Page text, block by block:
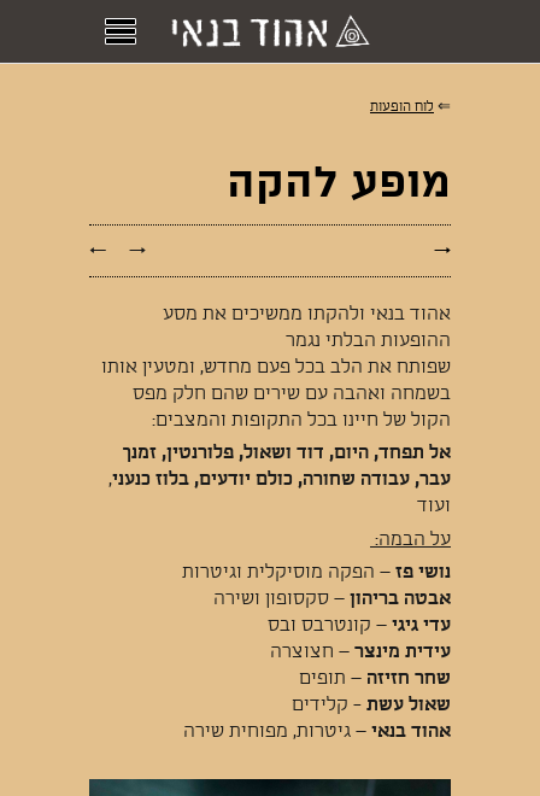
⇐ לוח הופעות
מופע להקה
→
→
←
אהוד בנאי ולהקתו ממשיכים את מסע
ההופעות הבלתי נגמר
שפותח את הלב בכל פעם מחדש, ומטעין אותו
בשמחה ואהבה עם שירים שהם חלק מפס
הקול של חיינו בכל התקופות והמצבים:
אל תפחד, היום, דוד ושאול, פלורנטין, זמנך
עבר, עבודה שחורה, כולם יודעים, בלוז כנעני,
ועוד
על הבמה:
נושי פז – הפקה מוסיקלית וגיטרות
אבטה בריהון – סקסופון ושירה
עדי גיגי – קונטרבס ובס
עידית מינצר – חצוצרה
שחר חזיזה – תופים
שאול עשת - קלידים
אהוד בנאי – גיטרות, מפוחית שירה